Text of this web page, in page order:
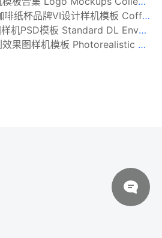
计样机模板 Coffee Bag and Cup Mockup With Cookies
模板 Standard DL Envelope Mockup
机模板 Photorealistic Paper Logo Mockups